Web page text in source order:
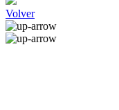
Volver